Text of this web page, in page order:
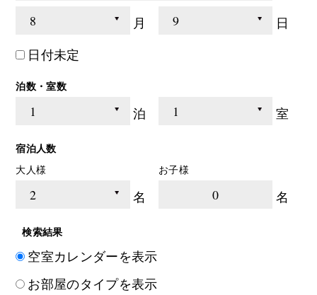
月
日
日付未定
泊数・室数
泊 室
宿泊人数
大人様
名
お子様
0 名
検索結果
空室カレンダーを表示
お部屋のタイプを表示